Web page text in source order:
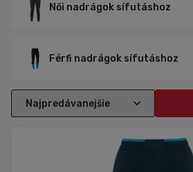
funkcionális és kényelmes sífutó
biztosítja a megfelelő
koncentrálhatsz. Javítsd
sífutást bármilyen időjárásban.
Női nadrágok sífutáshoz
Férfi nadrágok sífutáshoz